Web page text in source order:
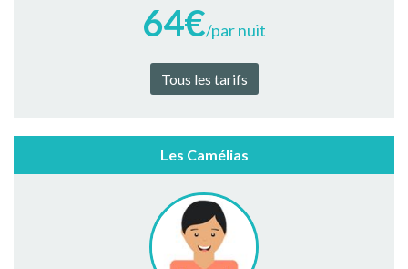
64€/par nuit
Tous les tarifs
Les Camélias